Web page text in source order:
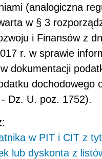
(analogiczna
w § 3
i Finansów z
r. w sprawie
dokumentacji
dochodowego
Dz. U. poz. 1752).
w PIT i CIT z
lub dyskonta z